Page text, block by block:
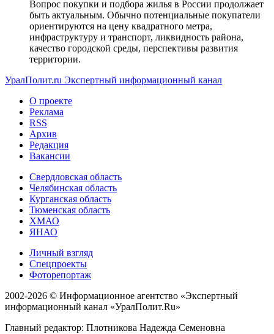
Вопрос покупки и подбора жилья в России продолжает
быть актуальным. Обычно потенциальные покупатели
ориентируются на цену квадратного метра,
инфраструктуру и транспорт, ликвидность района,
качество городской среды, перспективы развития
территории.
УралПолит.ru Экспертный информационный канал
О проекте
Реклама
RSS
Архив
Редакция
Вакансии
Свердловская область
Челябинская область
Курганская область
Тюменская область
ХМАО
ЯНАО
Личный взгляд
Спецпроекты
Фоторепортаж
2002-2026 © Информационное агентство «Экспертный
информационный канал «УралПолит.Ru»
Главный редактор: Плотникова Надежда Семеновна